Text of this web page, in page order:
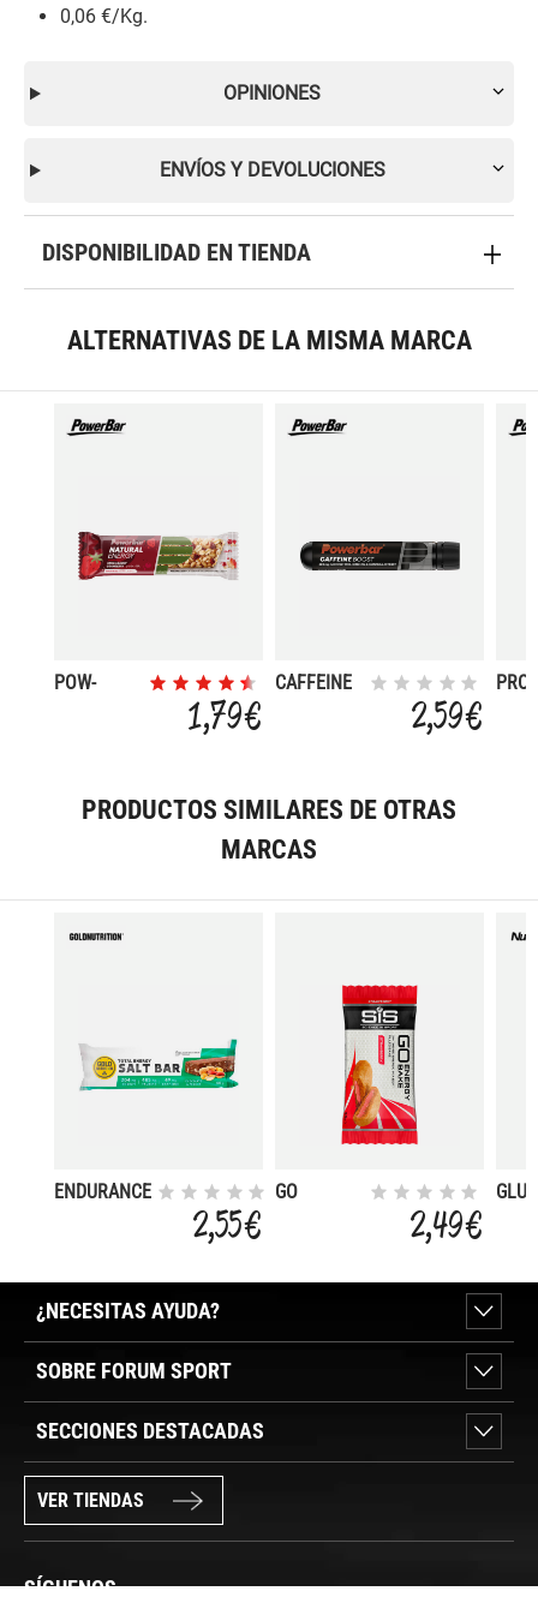
0,06 €/Kg.
OPINIONES
ENVÍOS Y DEVOLUCIONES
DISPONIBILIDAD EN TIENDA
ALTERNATIVAS DE LA MISMA MARCA
POW-
1,79 €
CAFFEINE
2,59 €
PRODUCTOS SIMILARES DE OTRAS
MARCAS
ENDURANCE
2,55 €
GO
2,49 €
¿NECESITAS AYUDA?
SOBRE FORUM SPORT
SECCIONES DESTACADAS
VER TIENDAS
SÍGUENOS